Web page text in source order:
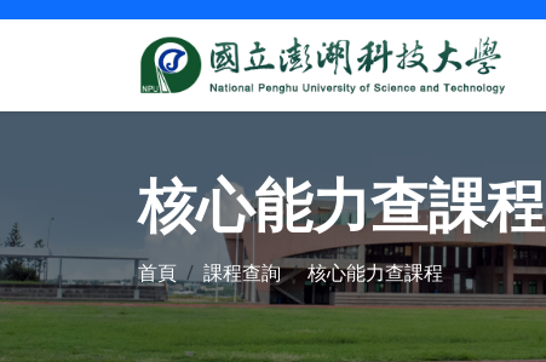
核心能力查課程
首頁 課程查詢 核心能力查課程